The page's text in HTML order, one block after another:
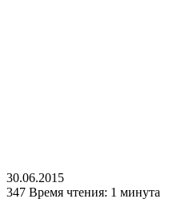
30.06.2015
347 Время чтения: 1 минута